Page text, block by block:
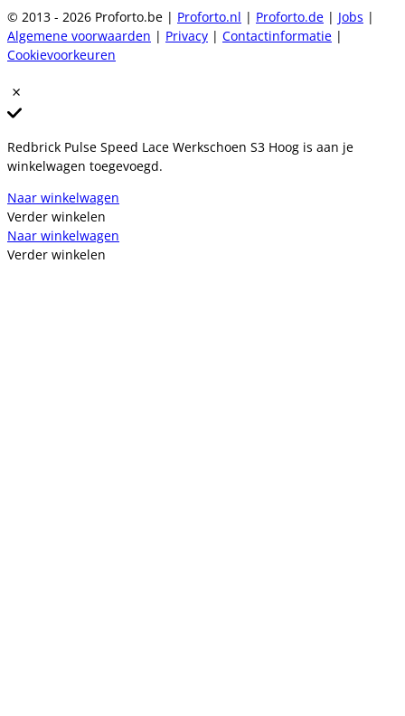
© 2013 - 2026 Proforto.be | Proforto.nl | Proforto.de | Jobs |
Algemene voorwaarden | Privacy | Contactinformatie |
Cookievoorkeuren
Redbrick Pulse Speed Lace Werkschoen S3 Hoog is aan je
winkelwagen toegevoegd.
Naar winkelwagen
Verder winkelen
Naar winkelwagen
Verder winkelen